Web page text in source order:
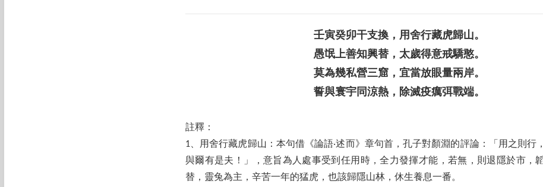
壬寅癸卯干支換，用舍行藏虎歸山。
愚氓上善知興替，太歲得意戒驕憨。
莫為幾私營三窟，宜當放眼量兩岸。
誓與寰宇同涼熱，除滅疫癘弭戰端。
註釋：
1、用舍行藏虎歸山：本句借《論語‧述而》章句首，孔子對顏淵的評論：「用之則行
與爾有是夫！」，意旨為人處事受到任用時，全力發揮才能，若無，則退隱於市，
替，靈兔為主，辛苦一年的猛虎，也該歸隱山林，休生養息一番。